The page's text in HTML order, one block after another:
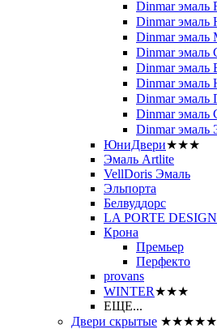
Dinmar эмаль
Dinmar эмаль
Dinmar эмаль
Dinmar эмаль
Dinmar эмаль
Dinmar эмаль
Dinmar эмаль
Dinmar эмаль
Dinmar эмаль
ЮниДвери★★★
Эмаль Artlite
VellDoris Эмаль
Эльпорта
Белвуддорс
LA PORTE DESIGN
Крона
Премьер
Перфекто
provans
WINTER★★★
ЕЩЕ...
Двери скрытые ★★★★★